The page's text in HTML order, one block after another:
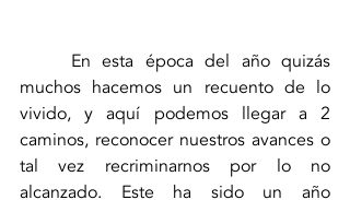
muchos hacemos un recuento de lo
vivido, y aquí podemos llegar a 2
caminos, reconocer nuestros avances o
tal vez recriminarnos por lo no
alcanzado. Este ha sido un año